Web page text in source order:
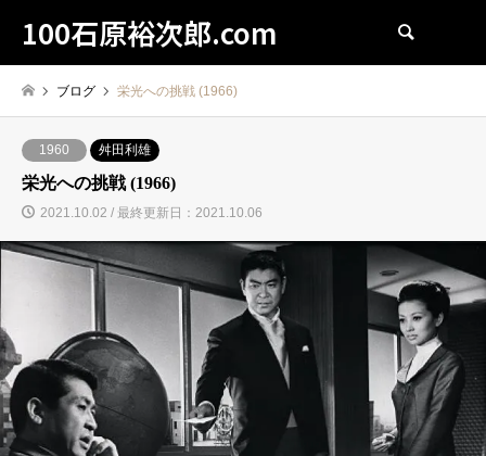
100石原裕次郎.com
ブログ 栄光への挑戦 (1966)
1960 舛田利雄
栄光への挑戦 (1966)
2021.10.02 / 最終更新日：2021.10.06